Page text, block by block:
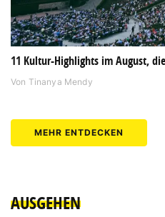
11 Kultur-Highlights im August,
Von Tinanya Mendy
MEHR ENTDECKEN
AUSGEHEN